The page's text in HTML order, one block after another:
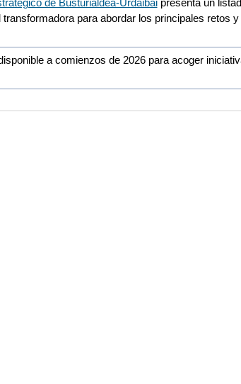
para abordar los principales retos
a comienzos de 2026 para acoger